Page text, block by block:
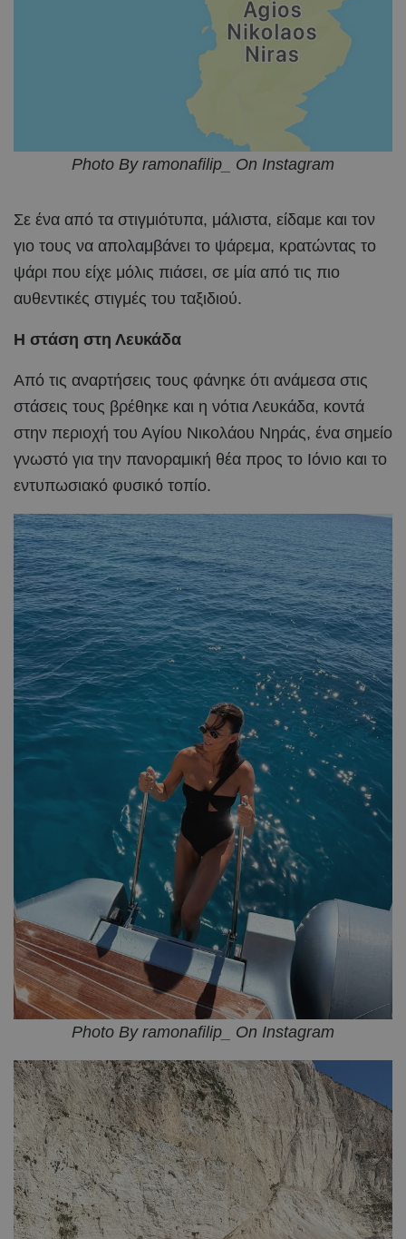
Photo By ramonafilip_ On Instagram
Σε ένα από τα στιγμιότυπα, μάλιστα, είδαμε και τον
γιο τους να απολαμβάνει το ψάρεμα, κρατώντας το
ψάρι που είχε μόλις πιάσει, σε μία από τις πιο
αυθεντικές στιγμές του ταξιδιού.
Η στάση στη Λευκάδα
Από τις αναρτήσεις τους φάνηκε ότι ανάμεσα στις
στάσεις τους βρέθηκε και η νότια Λευκάδα, κοντά
στην περιοχή του Αγίου Νικολάου Νηράς, ένα σημείο
γνωστό για την πανοραμική θέα προς το Ιόνιο και το
εντυπωσιακό φυσικό τοπίο.
Photo By ramonafilip_ On Instagram